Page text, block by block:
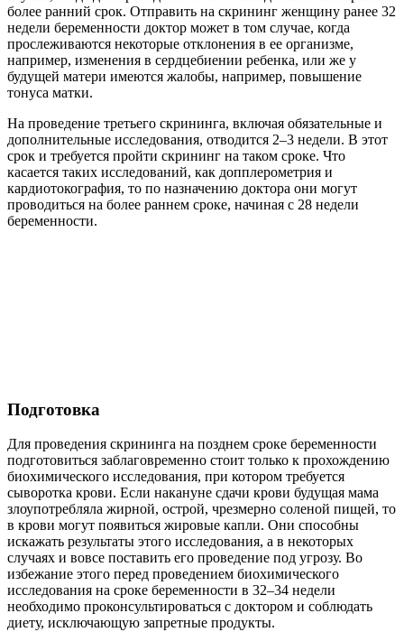
более ранний срок. Отправить на скрининг женщину ранее 32
недели беременности доктор может в том случае, когда
прослеживаются некоторые отклонения в ее организме,
например, изменения в сердцебиении ребенка, или же у
будущей матери имеются жалобы, например, повышение
тонуса матки.
На проведение третьего скрининга, включая обязательные и
дополнительные исследования, отводится 2–3 недели. В этот
срок и требуется пройти скрининг на таком сроке. Что
касается таких исследований, как допплерометрия и
кардиотокография, то по назначению доктора они могут
проводиться на более раннем сроке, начиная с 28 недели
беременности.
Подготовка
Для проведения скрининга на позднем сроке беременности
подготовиться заблаговременно стоит только к прохождению
биохимического исследования, при котором требуется
сыворотка крови. Если накануне сдачи крови будущая мама
злоупотребляла жирной, острой, чрезмерно соленой пищей, то
в крови могут появиться жировые капли. Они способны
искажать результаты этого исследования, а в некоторых
случаях и вовсе поставить его проведение под угрозу. Во
избежание этого перед проведением биохимического
исследования на сроке беременности в 32–34 недели
необходимо проконсультироваться с доктором и соблюдать
диету, исключающую запретные продукты.